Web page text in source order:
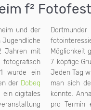
f²
und der
Jugendliche
Jahren mit
fotografisch
wurde ein
der Dobeq
ein digitales
Möglichkeit
7-köpfige
Jeden Tag
man sich
könnte.
pro Termin